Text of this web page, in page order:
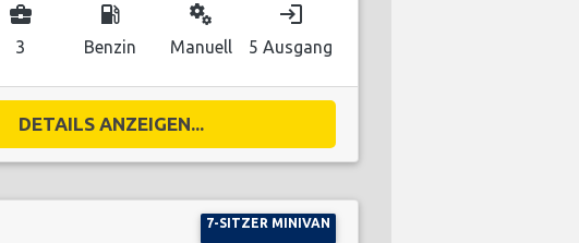
business_center
3
local_gas_station
Benzin
miscellaneous_services
Manuell
login
5 Ausgang
DETAILS ANZEIGEN...
7-SITZER MINIVAN